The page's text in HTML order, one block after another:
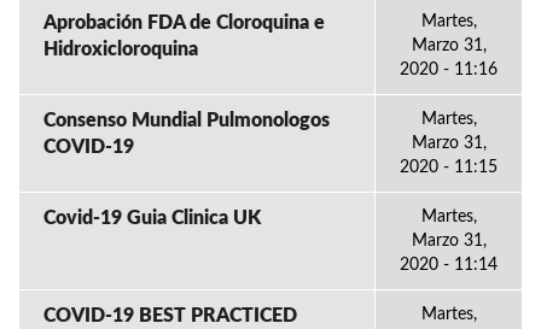
Aprobación FDA de Cloroquina e
Hidroxicloroquina
Martes,
Marzo 31,
2020 - 11:16
Consenso Mundial Pulmonologos
COVID-19
Martes,
Marzo 31,
2020 - 11:15
Covid-19 Guia Clinica UK
Martes,
Marzo 31,
2020 - 11:14
COVID-19 BEST PRACTICED
Martes,